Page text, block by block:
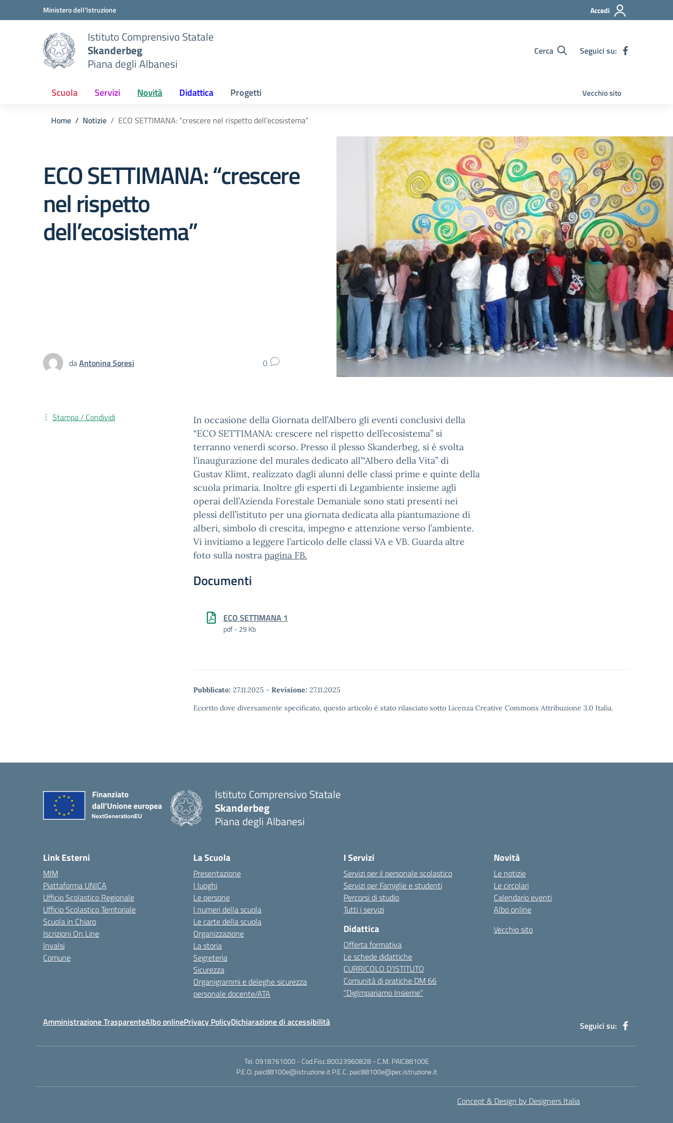
Vai ai contenuti
Vai al menu di navigazione
Ministero dell'Istruzione Accedi
Istituto Comprensivo Statale
Skanderbeg
Piana degli Albanesi
Cerca Seguici su:
Scuola Servizi Novità Didattica Progetti Vecchio sito
Home Notizie ECO SETTIMANA: “crescere nel rispetto dell’ecosistema”
ECO SETTIMANA: “crescere
nel rispetto
dell’ecosistema”
daAntonina Soresi 0
In occasione della Giornata dell’Albero gli eventi conclusivi della
“ECO SETTIMANA: crescere nel rispetto dell’ecosistema” si
terranno venerdì scorso. Presso il plesso Skanderbeg, si è svolta
l’inaugurazione del murales dedicato all’“Albero della Vita” di
Gustav Klimt, realizzato dagli alunni delle classi prime e quinte della
scuola primaria. Inoltre gli esperti di Legambiente insieme agli
operai dell’Azienda Forestale Demaniale sono stati presenti nei
plessi dell’istituto per una giornata dedicata alla piantumazione di
alberi, simbolo di crescita, impegno e attenzione verso l’ambiente.
Vi invitiamo a leggere l’articolo delle classi VA e VB. Guarda altre
foto sulla nostra pagina FB.
Documenti
ECO SETTIMANA 1
pdf - 29 Kb
Pubblicato: 27.11.2025 - Revisione: 27.11.2025
Eccetto dove diversamente specificato, questo articolo è stato rilasciato sotto Licenza Creative Commons Attribuzione 3.0 Italia.
Stampa / Condividi
Istituto Comprensivo Statale
Skanderbeg
Piana degli Albanesi
Link Esterni
MIM
Piattaforma UNICA
Ufficio Scolastico Regionale
Ufficio Scolastico Territoriale
Scuola in Chiaro
Iscrizioni On Line
Invalsi
Comune
La Scuola
Presentazione
I luoghi
Le persone
I numeri della scuola
Le carte della scuola
Organizzazione
La storia
Segreteria
Sicurezza
Organigrammi e deleghe sicurezza
personale docente/ATA
I Servizi
Servizi per il personale scolastico
Servizi per Famiglie e studenti
Percorsi di studio
Tutti i servizi
Didattica
Offerta formativa
Le schede didattiche
CURRICOLO D’ISTITUTO
Comunità di pratiche DM 66
“DigImpariamo Insieme”
Novità
Le notizie
Le circolari
Calendario eventi
Albo online
Vecchio sito
Amministrazione TrasparenteAlbo onlinePrivacy PolicyDichiarazione di accessibilità Seguici su:
Tel. 0918761000 - Cod.Fisc.80023960828 - C.M. PAIC88100E
P.E.O. paic88100e@istruzione.it P.E.C. paic88100e@pec.istruzione.it
Concept & Design by Designers Italia